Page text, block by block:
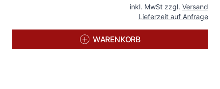
inkl. MwSt zzgl. Versand
Lieferzeit auf Anfrage
WARENKORB